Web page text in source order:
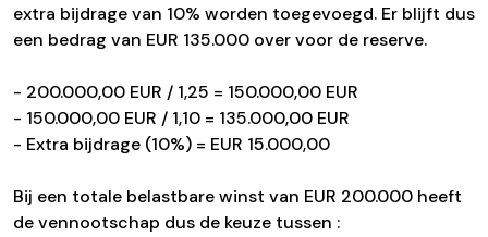
extra bijdrage van 10% worden toegevoegd. Er blijft dus
een bedrag van EUR 135.000 over voor de reserve.
- 200.000,00 EUR / 1,25 = 150.000,00 EUR
- 150.000,00 EUR / 1,10 = 135.000,00 EUR
- Extra bijdrage (10%) = EUR 15.000,00
Bij een totale belastbare winst van EUR 200.000 heeft
de vennootschap dus de keuze tussen :